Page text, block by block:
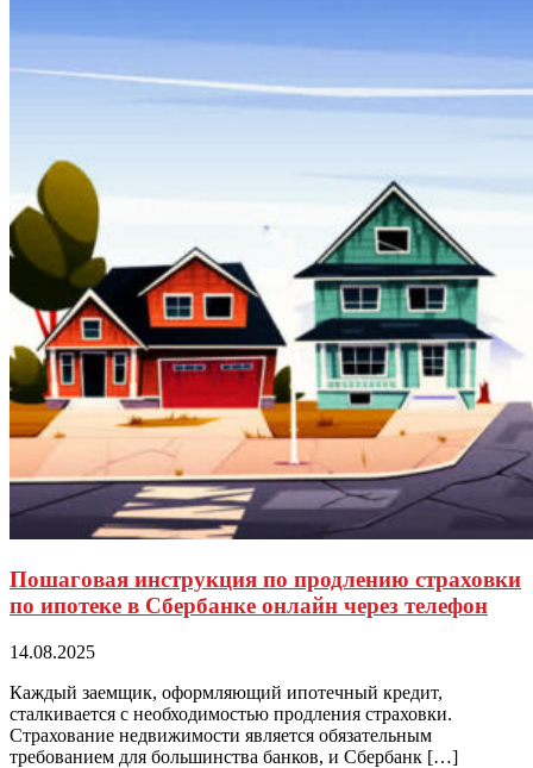
Пошаговая инструкция по продлению страховки
по ипотеке в Сбербанке онлайн через телефон
14.08.2025
Каждый заемщик, оформляющий ипотечный кредит,
сталкивается с необходимостью продления страховки.
Страхование недвижимости является обязательным
требованием для большинства банков, и Сбербанк […]